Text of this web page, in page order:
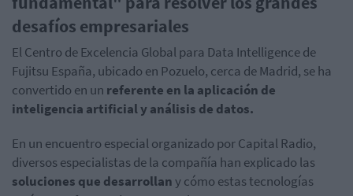
desafíos empresariales
El Centro de Excelencia Global para Data Intelligence de
Fujitsu España, ubicado en Pozuelo, cerca de Madrid, se ha
convertido en un referente en la aplicación de
inteligencia artificial y análisis de datos.
En un encuentro especial organizado por Capital Radio,
diversos especialistas de la compañía han explicado las
soluciones que desarrollany cómo estas tecnologías